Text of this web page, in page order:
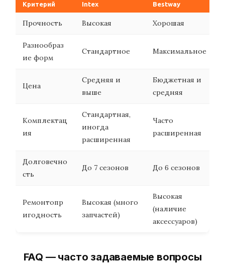
Критерий Intex Bestway
Прочность Высокая Хорошая
Разнообраз
ие форм
Стандартное Максимальное
Цена
Средняя и
выше
Бюджетная и
средняя
Комплектац
ия
Стандартная,
иногда
расширенная
Часто
расширенная
Долговечно
сть
До 7 сезонов До 6 сезонов
Ремонтопр
игодность
Высокая (много
запчастей)
Высокая
(наличие
аксессуаров)
FAQ — часто задаваемые вопросы